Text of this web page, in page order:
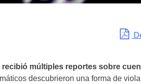
múltiples reportes sobre
descubrieron una forma de